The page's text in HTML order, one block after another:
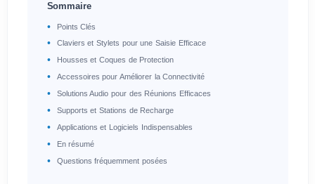
Sommaire
Points Clés
Claviers et Stylets pour une Saisie Efficace
Housses et Coques de Protection
Accessoires pour Améliorer la Connectivité
Solutions Audio pour des Réunions Efficaces
Supports et Stations de Recharge
Applications et Logiciels Indispensables
En résumé
Questions fréquemment posées